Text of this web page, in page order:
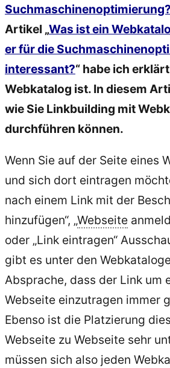
Suchmaschinenoptimierung?
Artikel „Was ist ein
er für die
interessant?“ habe ich
Webkatalog ist. In diesem
wie Sie Linkbuilding mit
durchführen können.
Wenn Sie auf der Seite eines
und sich dort eintragen
nach einem Link mit der
hinzufügen“, „Webseite
oder „Link eintragen“
gibt es unter den
Absprache, dass der Link um
Webseite einzutragen immer
Ebenso ist die Platzierung
Webseite zu Webseite sehr
müssen sich also jeden